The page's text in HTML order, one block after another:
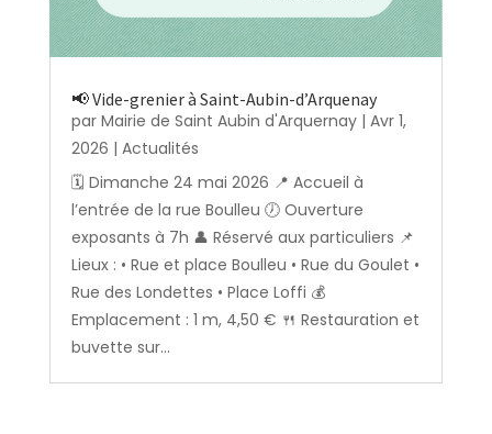
📢 Vide-grenier à Saint-Aubin-d’Arquenay
par Mairie de Saint Aubin d'Arquernay| Avr 1,
2026 | Actualités
🗓️ Dimanche 24 mai 2026 📍 Accueil à
l’entrée de la rue Boulleu 🕖 Ouverture
exposants à 7h 👤 Réservé aux particuliers 📌
Lieux : • Rue et place Boulleu • Rue du Goulet •
Rue des Londettes • Place Loffi 💰
Emplacement : 1 m, 4,50 € 🍴 Restauration et
buvette sur...